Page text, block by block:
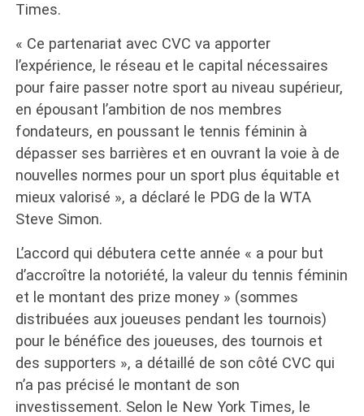
Times.
« Ce partenariat avec CVC va apporter
l’expérience, le réseau et le capital nécessaires
pour faire passer notre sport au niveau supérieur,
en épousant l’ambition de nos membres
fondateurs, en poussant le tennis féminin à
dépasser ses barrières et en ouvrant la voie à de
nouvelles normes pour un sport plus équitable et
mieux valorisé », a déclaré le PDG de la WTA
Steve Simon.
L’accord qui débutera cette année « a pour but
d’accroître la notoriété, la valeur du tennis féminin
et le montant des prize money » (sommes
distribuées aux joueuses pendant les tournois)
pour le bénéfice des joueuses, des tournois et
des supporters », a détaillé de son côté CVC qui
n’a pas précisé le montant de son
investissement. Selon le New York Times, le